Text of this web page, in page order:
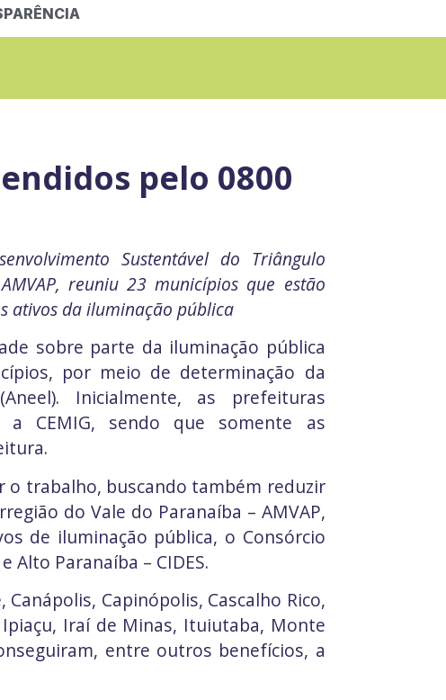
pelo 0800
Sustentável do Triângulo
reuniu 23 municípios que estão
ativos da iluminação pública
sobre parte da iluminação pública
por meio de determinação da
Inicialmente, as prefeituras
a CEMIG, sendo que somente as
o trabalho, buscando também reduzir
do Vale do Paranaíba – AMVAP,
de iluminação pública, o Consórcio
Paranaíba – CIDES.
Capinópolis, Cascalho Rico,
Iraí de Minas, Ituiutaba, Monte
entre outros benefícios, a